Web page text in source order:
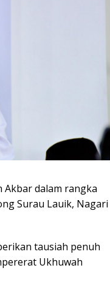
Akbar dalam rangka
Surau Lauik, Nagari
tausiah penuh
Ukhuwah